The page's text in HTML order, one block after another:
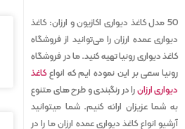
50 مدل کاغذ دیواری اکازیون و ارزان:
کاغذ
دیواری عمده ارزان را می‌توانید از فروشگاه
کاغذ دیواری رونیا تهیه کنید. ما در فروشگاه
رونیا سعی بر این نموده ایم که انواعکاغذ
دیواری ارزانرا در رنگبندی و طرح های متنوع
به شما عزیزان ارائه کنیم. شما میتوانید
آرشیو انواع کاغذ دیواری عمده ارزان ما را در